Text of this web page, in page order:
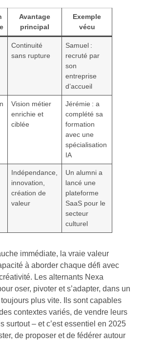
Avantage
principal
Exemple
vécu
Continuité
sans rupture
Samuel :
recruté par
son
entreprise
d’accueil
Vision métier
enrichie et
ciblée
Jérémie : a
complété sa
formation
avec une
spécialisation
IA
Indépendance,
innovation,
création de
valeur
Un alumni a
lancé une
plateforme
SaaS pour le
secteur
culturel
immédiate, la vraie valeur
à aborder chaque défi avec
Les alternants Nexa
oser, pivoter et s’adapter, dans un
plus vite. Ils sont capables
contextes variés, de vendre leurs
surtout – et c’est essentiel en 2025
de proposer et de fédérer autour